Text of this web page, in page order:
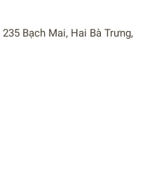
235 Bạch Mai, Hai Bà Trưng,